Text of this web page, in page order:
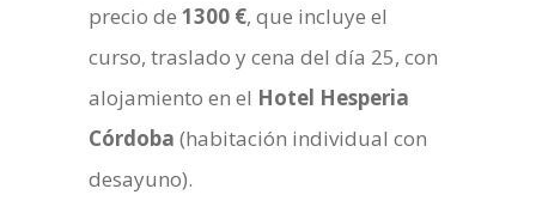
precio de 1300 €, que incluye el
curso, traslado y cena del día 25, con
alojamiento en el Hotel Hesperia
Córdoba (habitación individual con
desayuno).